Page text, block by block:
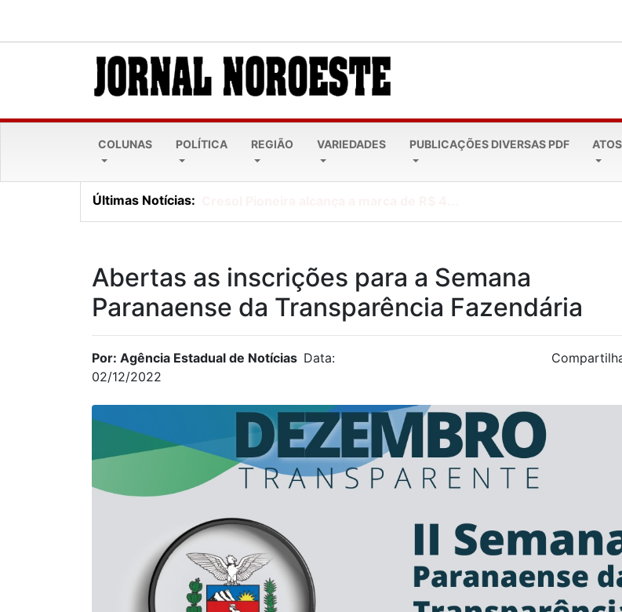
COLUNAS POLÍTICA REGIÃO VARIEDADES PUBLICAÇÕES DIVERSAS PDF
Últimas Notícias:
Abertas as inscrições para a Semana
Paranaense da Transparência Fazendária
Por: Agência Estadual de Notícias Data:
02/12/2022